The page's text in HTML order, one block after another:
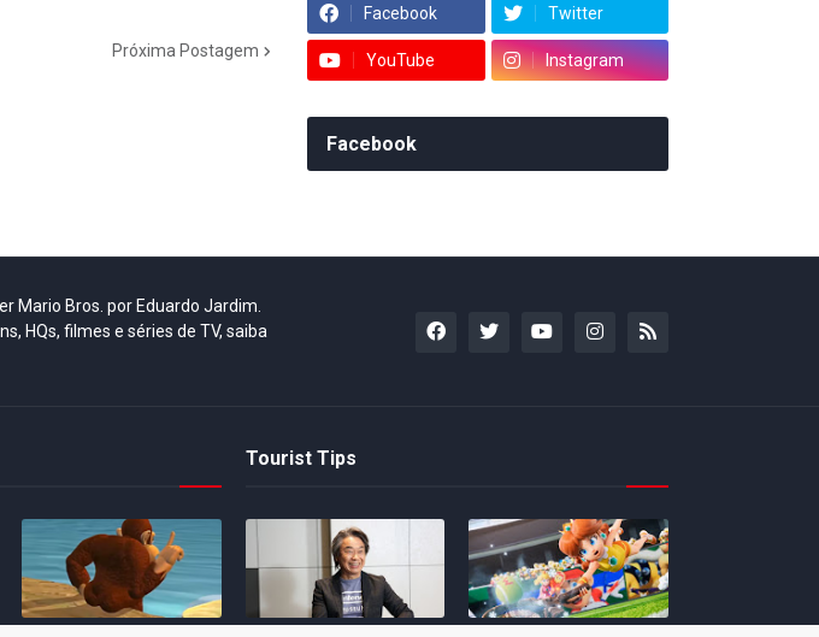
Próxima Postagem
Facebook Twitter
YouTube Instagram
Facebook
Mario Bros. por Eduardo Jardim.
HQs, filmes e séries de TV, saiba
Tourist Tips